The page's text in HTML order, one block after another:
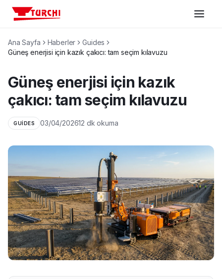
Makineler
Sektörler
Konfigüratör
Bize ulaşın
Türkçe
Ana Sayfa Haberler
Guides
Güneş enerjisi için kazık çakıcı: tam seçim kılavuzu
Güneş enerjisi için kazık
çakıcı: tam seçim kılavuzu
GUIDES 03/04/202612 dk okuma